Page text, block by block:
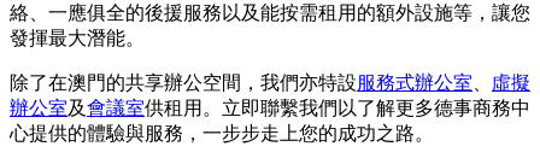
絡、一應俱全的後援服務以及能按需租用的額外設施等，讓您
發揮最大潛能。
除了在澳門的共享辦公空間，我們亦特設服務式辦公室
虛擬
辦公室及會議室供租用。立即聯繫我們以了解更多德事商務中
心提供的體驗與服務，一步步走上您的成功之路。